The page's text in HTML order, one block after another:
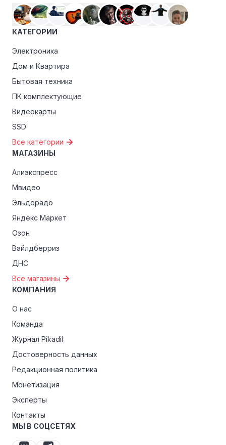
КАТЕГОРИИ
Электроника
Дом и Квартира
Бытовая техника
ПК комплектующие
Видеокарты
SSD
Все категории
МАГАЗИНЫ
Алиэкспресс
Мвидео
Эльдорадо
Яндекс Маркет
Озон
Вайлдберриз
ДНС
Все магазины
КОМПАНИЯ
О нас
Команда
Журнал Pikadil
Достоверность данных
Редакционная политика
Монетизация
Эксперты
Контакты
МЫ В СОЦСЕТЯХ